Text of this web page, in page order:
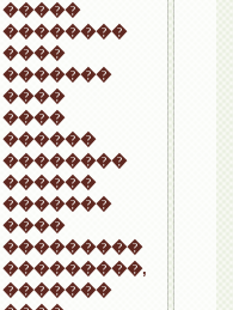
�����
��������
����
�������
����
����
������
��������
������
�������
����
���������
���������,
�������